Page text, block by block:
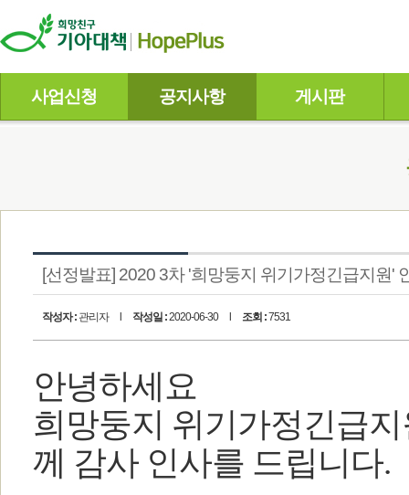
사업신청 공지사항 게시판
[선정발표] 2020 3차 '희망둥지 위기가정긴급지원'
작성자 : 관리자 작성일 :2020-06-30 조회 :7531
안녕하세요
희망둥지 위기가정긴급
께 감사 인사를 드립니다.